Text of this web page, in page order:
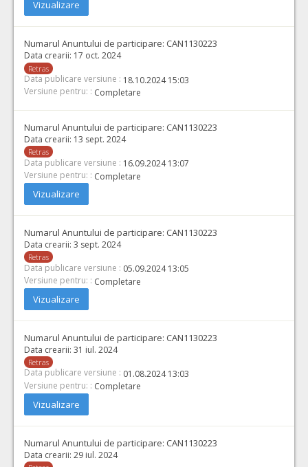
Vizualizare
Numarul Anuntului de participare: CAN1130223
Data crearii: 17 oct. 2024
Retras
Data publicare versiune : 18.10.2024 15:03
Versiune pentru: : Completare
Numarul Anuntului de participare: CAN1130223
Data crearii: 13 sept. 2024
Retras
Data publicare versiune : 16.09.2024 13:07
Versiune pentru: : Completare
Vizualizare
Numarul Anuntului de participare: CAN1130223
Data crearii: 3 sept. 2024
Retras
Data publicare versiune : 05.09.2024 13:05
Versiune pentru: : Completare
Vizualizare
Numarul Anuntului de participare: CAN1130223
Data crearii: 31 iul. 2024
Retras
Data publicare versiune : 01.08.2024 13:03
Versiune pentru: : Completare
Vizualizare
Numarul Anuntului de participare: CAN1130223
Data crearii: 29 iul. 2024